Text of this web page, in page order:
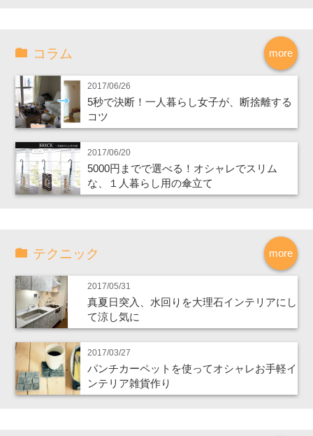
more
コラム
2017/06/26
5秒で決断！一人暮らし女子が、断捨離する
コツ
2017/06/20
5000円までで選べる！オシャレでスリム
な、１人暮らし用の傘立て
more
テクニック
2017/05/31
真夏日突入、水回りを大理石インテリアにし
て涼し気に
2017/03/27
パンチカーペットを使ってオシャレお手軽イ
ンテリア雑貨作り